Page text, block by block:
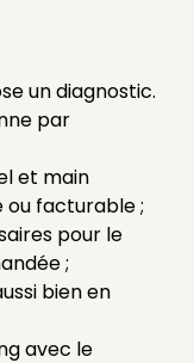
un diagnostic.
par
et main
ou facturable ;
pour le
;
bien en
avec le